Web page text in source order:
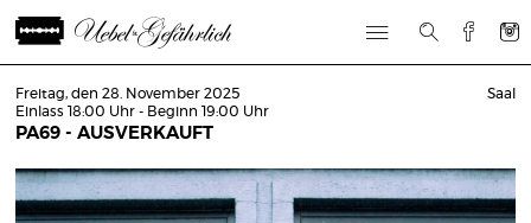
Freitag, den 28. November 2025
Einlass 18:00 Uhr - Beginn 19:00 Uhr
PA69 - AUSVERKAUFT
Saal